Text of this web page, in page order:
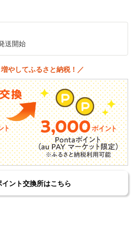
送開始
やしてふるさと納税！／
イント交換所はこちら